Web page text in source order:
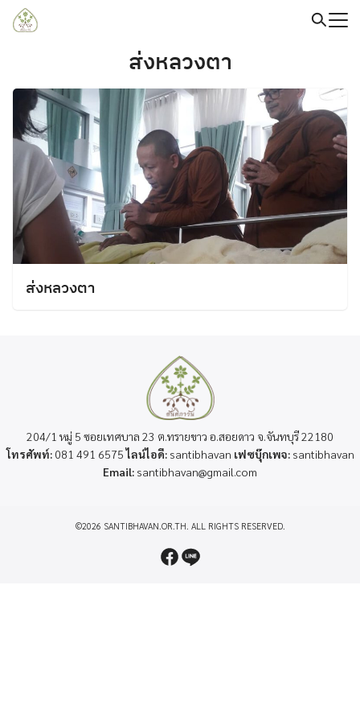
Skip
ส่งหลวงตา
ส่งหลวงตา
204/1 หมู่ 5 ซอยเทศบาล 23 ต.ทรายขาว อ.สอยดาว จ.จันทบุรี 22180
โทรศัพท์:081 491 6575ไลน์ไอดี: santibhavan เฟซบุ๊กเพจ:santibhavan
Email: santibhavan@gmail.com
©2026 SANTIBHAVAN.OR.TH. ALL RIGHTS RESERVED.